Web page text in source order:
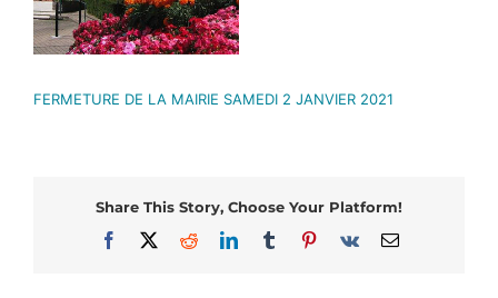
FERMETURE DE LA MAIRIE SAMEDI 2 JANVIER 2021
Share This Story, Choose Your Platform!
Facebook
X RedditLinkedInTumblrPinterest
Vk Email